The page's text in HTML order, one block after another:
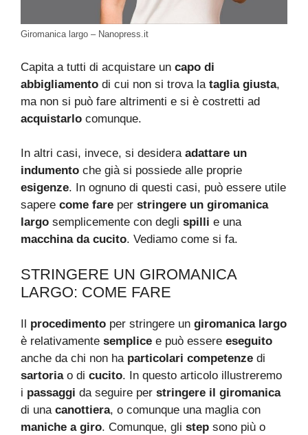
Giromanica largo – Nanopress.it
Capita a tutti di acquistare un capo di
abbigliamento di cui non si trova la taglia giusta,
ma non si può fare altrimenti e si è costretti ad
acquistarlo comunque.
In altri casi, invece, si desidera adattare un
indumento che già si possiede alle proprie
esigenze. In ognuno di questi casi, può essere utile
sapere come fare per stringere un giromanica
largo semplicemente con degli spilli e una
macchina da cucito. Vediamo come si fa.
STRINGERE UN GIROMANICA
LARGO: COME FARE
Il procedimento per stringere un giromanica largo
è relativamente semplice e può essere eseguito
anche da chi non ha particolari competenze di
sartoriao di cucito. In questo articolo illustreremo
i passaggi da seguire per stringere il giromanica
di una canottiera, o comunque una maglia con
maniche a giro. Comunque, gli step sono più o